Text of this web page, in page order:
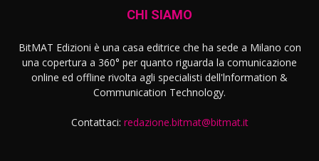
CHI SIAMO
BitMAT Edizioni è una casa editrice che ha sede a Milano con
una copertura a 360° per quanto riguarda la comunicazione
online ed offline rivolta agli specialisti dell'lnformation &
Communication Technology.
Contattaci: redazione.bitmat@bitmat.it